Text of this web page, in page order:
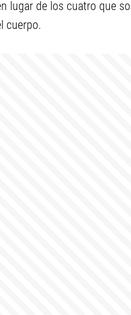
lugar de los cuatro que
cuerpo.